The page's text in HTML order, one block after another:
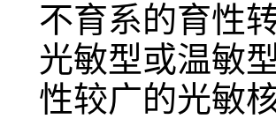
不育系的育性
光敏型或温敏
性较广的光敏